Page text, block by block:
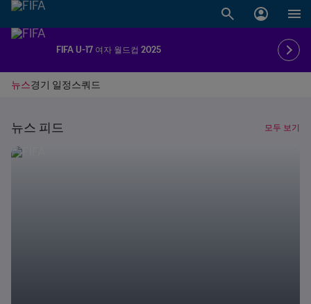
FIFA U-17 여자 월드컵 2025
뉴스경기 일정스쿼드
뉴스 피드 모두 보기